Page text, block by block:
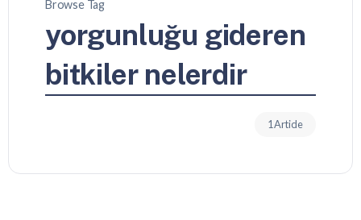
Browse Tag
yorgunluğu gideren
bitkiler nelerdir
1 Article